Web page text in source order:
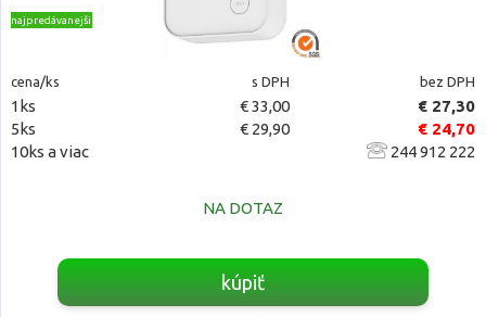
najpredávanejšie
cena/ks s DPH bez DPH
1ks € 33,00
€ 27,30
5ks
€ 29,90
€ 24,70
10ks a viac
244 912 222
NA DOTAZ
kúpiť